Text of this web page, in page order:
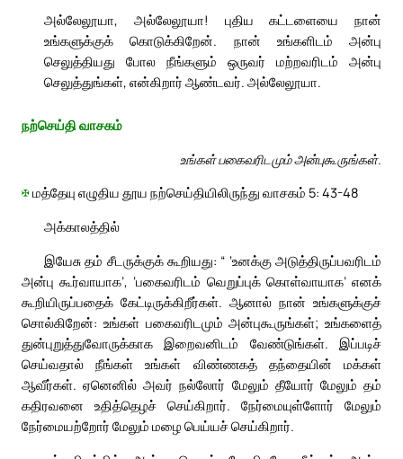
அல்லேலூயா, அல்லேலூயா! புதிய கட்டளையை நான்
உங்களுக்குக் கொடுக்கிறேன். நான் உங்களிடம் அன்பு
செலுத்தியது போல நீங்களும் ஒருவர் மற்றவரிடம் அன்பு
செலுத்துங்கள், என்கிறார் ஆண்டவர். அல்லேலூயா.
நற்செய்தி வாசகம்
உங்கள் பகைவரிடமும் அன்புகூருங்கள்.
✠மத்தேயு எழுதிய தூய நற்செய்தியிலிருந்து வாசகம் 5: 43-48
அக்காலத்தில்
இயேசு தம் சீடருக்குக் கூறியது: “ ‘உனக்கு அடுத்திருப்பவரிடம்
அன்பு கூர்வாயாக’, ‘பகைவரிடம் வெறுப்புக் கொள்வாயாக’ எனக்
கூறியிருப்பதைக் கேட்டிருக்கிறீர்கள். ஆனால் நான் உங்களுக்குச்
சொல்கிறேன்: உங்கள் பகைவரிடமும் அன்புகூருங்கள்; உங்களைத்
துன்புறுத்துவோருக்காக இறைவனிடம் வேண்டுங்கள். இப்படிச்
செய்வதால் நீங்கள் உங்கள் விண்ணகத் தந்தையின் மக்கள்
ஆவீர்கள். ஏனெனில் அவர் நல்லோர் மேலும் தீயோர் மேலும் தம்
கதிரவனை உதித்தெழச் செய்கிறார். நேர்மையுள்ளோர் மேலும்
நேர்மையற்றோர் மேலும் மழை பெய்யச் செய்கிறார்.